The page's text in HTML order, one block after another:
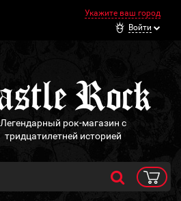
Укажите ваш город
Войти
Легендарный рок-магазин с
тридцатилетней историей